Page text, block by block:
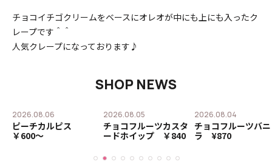
チョコイチゴクリームをベースにオレオが中にも上にも入ったク
レープです＾＾
人気クレープになっております♪
SHOP NEWS
2026.08.06
ピーチカルピス
￥600〜
2026.08.05
チョコフルーツカスタ
ードホイップ ￥840
2026.08.04
チョコフルーツバニ
ラ ¥870